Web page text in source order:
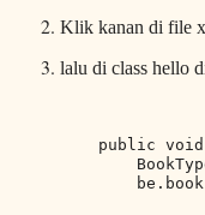
Klik kanan di file
lalu di class hello
public